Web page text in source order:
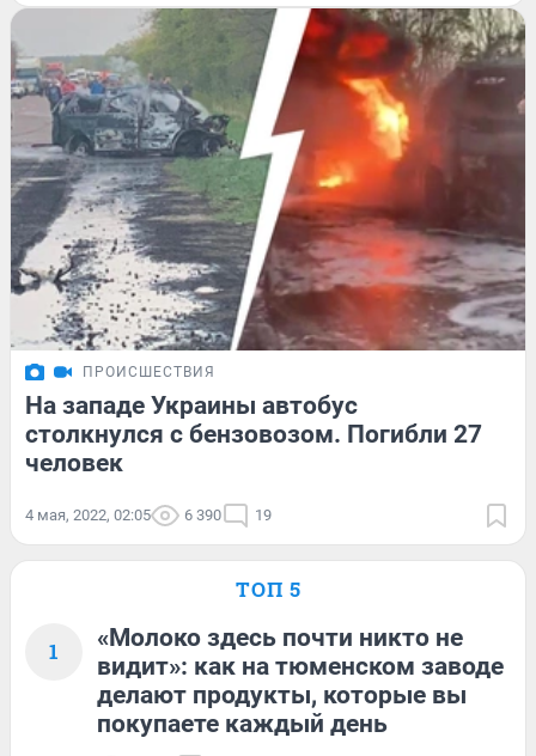
ПРОИСШЕСТВИЯ
На западе Украины автобус
столкнулся с бензовозом. Погибли 27
человек
4 мая, 2022, 02:05 6 390 19
ТОП 5
1
«Молоко здесь почти никто не
видит»: как на тюменском заводе
делают продукты, которые вы
покупаете каждый день